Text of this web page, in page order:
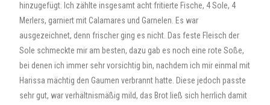
hinzugefügt. Ich zählte insgesamt acht fritierte Fische, 4 Sole, 4
Merlers, garniert mit Calamares und Garnelen. Es war
ausgezeichnet, denn frischer ging es nicht. Das feste Fleisch der
Sole schmeckte mir am besten, dazu gab es noch eine rote Soße,
bei denen ich immer sehr vorsichtig bin, nachdem ich mir einmal mit
Harissa mächtig den Gaumen verbrannt hatte. Diese jedoch passte
sehr gut, war verhältnismäßig mild, das Brot ließ sich herrlich damit